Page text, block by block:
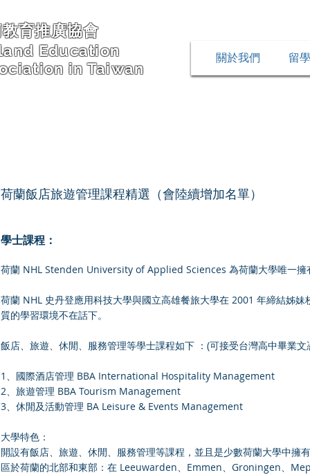
育推廣協會
Education
in Taiwan
關於我們 留
荷蘭飯店旅遊管理課程精選 （會陸續增加名單）
學士課程：
荷蘭 NHL Stenden University of Applied Sciences 為荷蘭大學唯一擁
荷蘭 NHL 史丹登應用科技大學與國立高雄餐旅大學在 2001 年締結姊
質的學習環境不在話下。
飯店、旅遊、休閒、服務管理等學士課程如下 ：(可接受台灣高中畢業
1、國際酒店管理 BBA International Hospitality Management
2、旅遊管理 BBA Tourism Management
3、休閒及活動管理 BA Leisure & Events Management
大學特色：
開設有飯店、旅遊、休閒、服務管理等課程，並且是少數荷蘭大學中
區於荷蘭的北部和東部：在 Leeuwarden、Emmen、Groningen、